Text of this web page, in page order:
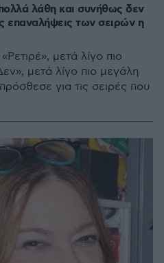
λάθη και συνήθως δεν
επαναλήψεις των σειρών η
μετά λίγο πιο
μετά λίγο πιο μεγάλη
για τις σειρές που